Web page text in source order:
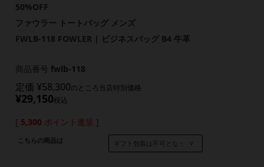
50%OFF
ファウラー トートバッグ メンズ
FWLB-118 FOWLER | ビジネスバッグ B4 牛革
商品番号 fwlb-118
定価 ¥58,300のところ当店特別価格
¥29,150税込
[ 5,300 ポイント進呈 ]
こちらの商品は